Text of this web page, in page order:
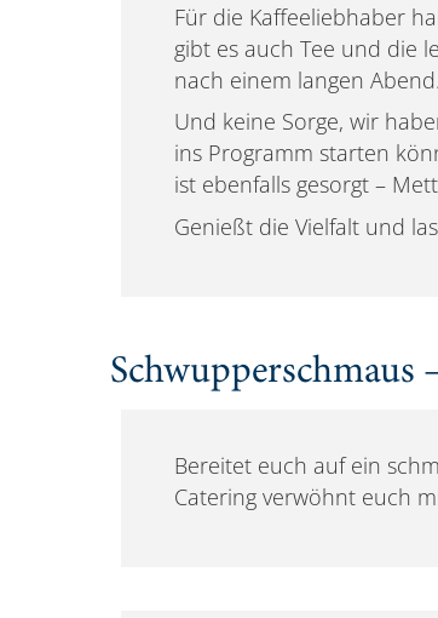
Für die Kaffeeliebhaber
gibt es auch Tee und die
nach einem langen Abend.
Und keine Sorge, wir
ins Programm starten
ist ebenfalls gesorgt –
Genießt die Vielfalt und
Schwupperschmaus
Bereitet euch auf ein
Catering verwöhnt euch